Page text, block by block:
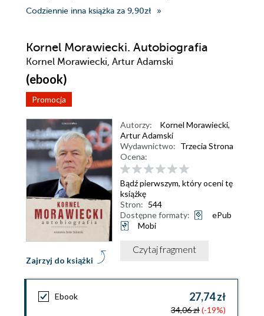
Codziennie inna książka za 9,90zł
Kornel Morawiecki. Autobiografia
Kornel Morawiecki, Artur Adamski
(ebook)
Promocja
Zajrzyj do książki
Autorzy: Kornel Morawiecki,
Artur Adamski
Wydawnictwo: Trzecia Strona
Ocena:
Bądź pierwszym, który oceni tę
książkę
Stron: 544
Dostępne formaty:
ePub
Mobi
Czytaj fragment
Ebook 27,74 zł
34,06 zł(-19%)